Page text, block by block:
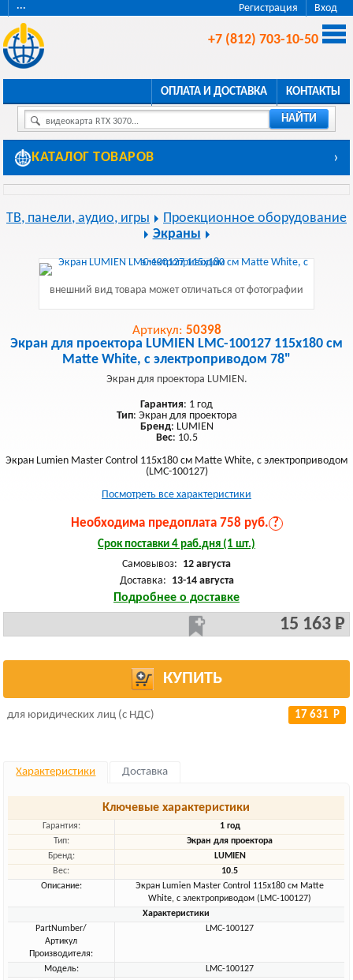
Регистрация Вход
···
+7 (812) 703-10-50
ОПЛАТА И ДОСТАВКА КОНТАКТЫ
видеокарта RTX 3070... НАЙТИ
КАТАЛОГ ТОВАРОВ ›
ТВ, панели, аудио, игры
Проекционное оборудование
Экраны
внешний вид товара может отличаться от фотографии
Артикул: 50398
Экран для проектора LUMIEN LMC-100127 115x180 см
Matte White, с электроприводом 78"
Экран для проектора LUMIEN.
Гарантия: 1 год
Тип: Экран для проектора
Бренд: LUMIEN
Вес: 10.5
Экран Lumien Master Control 115x180 см Matte White, с электроприводом
(LMC-100127)
Посмотреть все характеристики
Необходима предоплата 758 руб. ?
Срок поставки 4 раб.дня (1 шт.)
Самовывоз: 12 августа
Доставка: 13-14 августа
Подробнее о доставке
15 163 Р
КУПИТЬ
для юридических лиц (с НДС) 17 631 Р
Характеристики Доставка
Ключевые характеристики
Гарантия:
1 год
Тип:
Экран для проектора
Бренд:
LUMIEN
Вес:
10.5
Описание:
Экран Lumien Master Control 115x180 см Matte
White, с электроприводом (LMC-100127)
Характеристики
PartNumber/
Артикул
Производителя:
LMC-100127
Модель:
LMC-100127